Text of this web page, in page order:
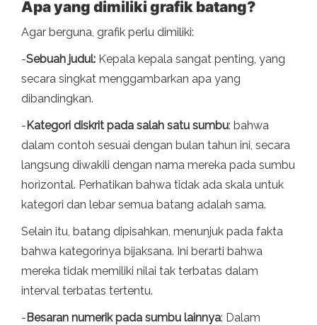
Apa yang dimiliki grafik batang?
Agar berguna, grafik perlu dimiliki:
-Sebuah judul: Kepala kepala sangat penting, yang
secara singkat menggambarkan apa yang
dibandingkan.
-Kategori diskrit pada salah satu sumbu: bahwa
dalam contoh sesuai dengan bulan tahun ini, secara
langsung diwakili dengan nama mereka pada sumbu
horizontal. Perhatikan bahwa tidak ada skala untuk
kategori dan lebar semua batang adalah sama.
Selain itu, batang dipisahkan, menunjuk pada fakta
bahwa kategorinya bijaksana. Ini berarti bahwa
mereka tidak memiliki nilai tak terbatas dalam
interval terbatas tertentu.
-Besaran numerik pada sumbu lainnya: Dalam